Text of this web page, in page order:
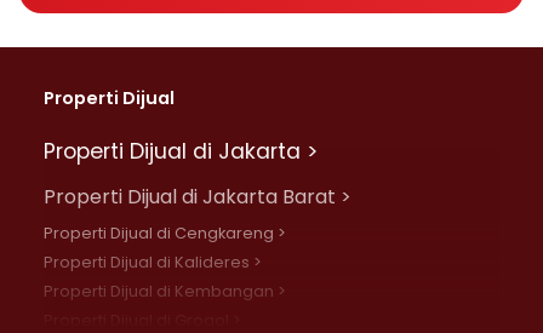
Properti Dijual
Properti Dijual di Jakarta >
Properti Dijual di Jakarta Barat >
Properti Dijual di Cengkareng >
Properti Dijual di Kalideres >
Properti Dijual di Kembangan >